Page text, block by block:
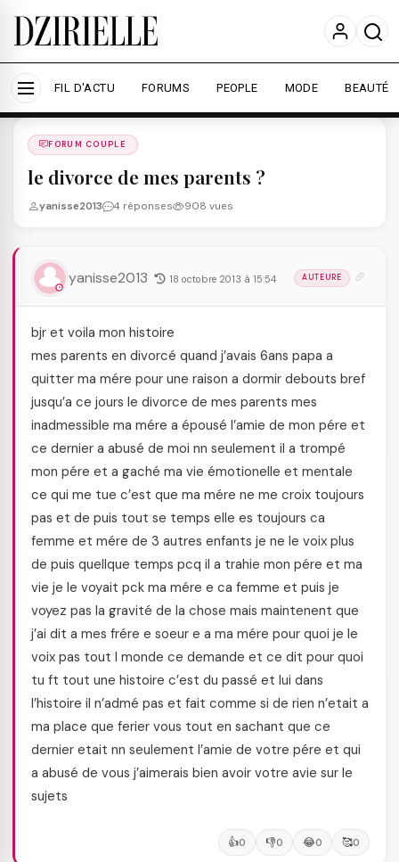
Nous utilisons des cookies pour améliorer votre
expérience et mesurer l'audience.
En savoir plus
Accepter tout Personnaliser
FIL D'ACTU FORUMS PEOPLE MODE BEAUTÉ
Forums
FORUM COUPLE
le divorce de mes parents ?
yanisse2013 4 réponses 908 vues
yanisse2013 18 octobre 2013 à 15:54 AUTEURE
bjr et voila mon histoire
mes parents en divorcé quand j’avais 6ans papa a
quitter ma mére pour une raison a dormir debouts bref
jusqu’a ce jours le divorce de mes parents mes
inadmessible ma mére a épousé l’amie de mon pére et
ce dernier a abusé de moi nn seulement il a trompé
mon pére et a gaché ma vie émotionelle et mentale
ce qui me tue c’est que ma mére ne me croix toujours
pas et de puis tout se temps elle es toujours ca
femme et mére de 3 autres enfants je ne le voix plus
de puis quellque temps pcq il a trahie mon pére et ma
vie je le voyait pck ma mére e ca femme et puis je
voyez pas la gravité de la chose mais maintenent que
j’ai dit a mes frére e soeur e a ma mére pour quoi je le
voix pas tout l monde ce demande et ce dit pour quoi
tu ft tout une histoire c’est du passé et lui dans
l’histoire il n’admé pas et fait comme si de rien n’etait a
ma place que ferier vous tout en sachant que ce
dernier etait nn seulement l’amie de votre pére et qui
a abusé de vous j’aimerais bien avoir votre avie sur le
sujets
👍0 👎0 😂0 🥰0